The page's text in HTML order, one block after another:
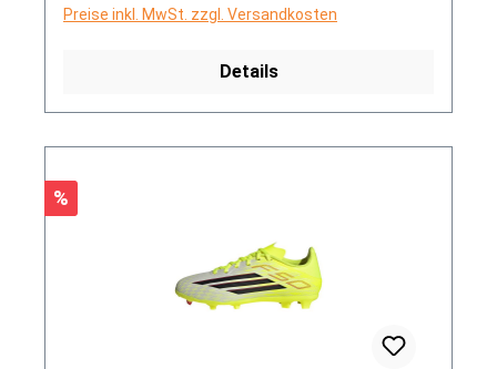
Preise inkl. MwSt. zzgl. Versandkosten
Details
Rabatt
%